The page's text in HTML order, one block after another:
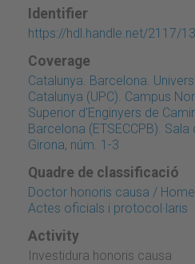
Identifier
https://hdl.handle.net/2117/
Coverage
Catalunya. Barcelona.
Catalunya (UPC). Campus
Superior d'Enginyers de
Barcelona (ETSECCPB).
Girona, núm. 1-3
Quadre de classificació
Doctor honoris causa /
Actes oficials i protocol·laris
Activity
Investidura honoris causa